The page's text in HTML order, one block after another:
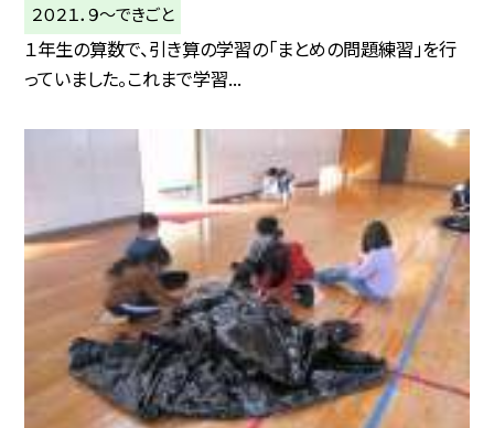
２０２１．９〜できごと
１年生の算数で、引き算の学習の「まとめの問題練習」を行
っていました。これまで学習...